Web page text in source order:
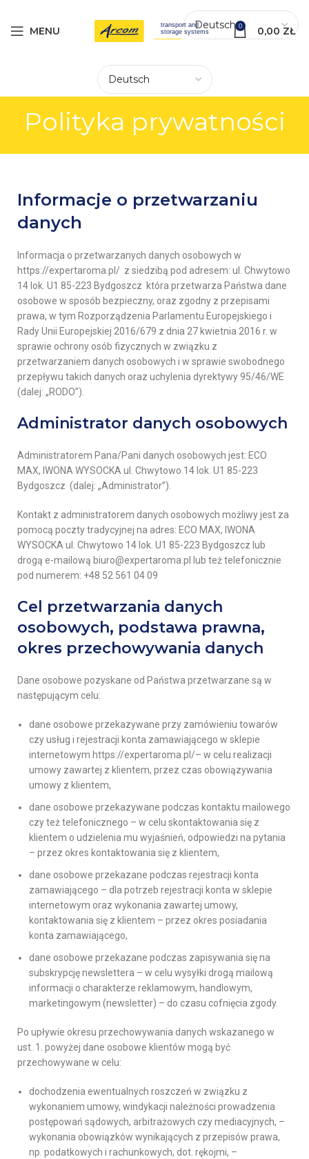
MENU 0 0,00 ZŁ
Polityka prywatności
Informacje o przetwarzaniu
danych
Informacja o przetwarzanych danych osobowych w
https://expertaroma.pl/ z siedzibą pod adresem: ul. Chwytowo
14 lok. U1 85-223 Bydgoszcz która przetwarza Państwa dane
osobowe w sposób bezpieczny, oraz zgodny z przepisami
prawa, w tym Rozporządzenia Parlamentu Europejskiego i
Rady Unii Europejskiej 2016/679 z dnia 27 kwietnia 2016 r. w
sprawie ochrony osób fizycznych w związku z
przetwarzaniem danych osobowych i w sprawie swobodnego
przepływu takich danych oraz uchylenia dyrektywy 95/46/WE
(dalej: „RODO”).
Administrator danych osobowych
Administratorem Pana/Pani danych osobowych jest: ECO
MAX, IWONA WYSOCKA ul. Chwytowo 14 lok. U1 85-223
Bydgoszcz (dalej: „Administrator”).
Kontakt z administratorem danych osobowych możliwy jest za
pomocą poczty tradycyjnej na adres: ECO MAX, IWONA
WYSOCKA ul. Chwytowo 14 lok. U1 85-223 Bydgoszcz lub
drogą e-mailową biuro@expertaroma.pl lub też telefonicznie
pod numerem: +48 52 561 04 09
Cel przetwarzania danych
osobowych, podstawa prawna,
okres przechowywania danych
Dane osobowe pozyskane od Państwa przetwarzane są w
następującym celu:
dane osobowe przekazywane przy zamówieniu towarów
czy usług i rejestracji konta zamawiającego w sklepie
internetowym https://expertaroma.pl/– w celu realizacji
umowy zawartej z klientem, przez czas obowiązywania
umowy z klientem,
dane osobowe przekazywane podczas kontaktu mailowego
czy też telefonicznego – w celu skontaktowania się z
klientem o udzielenia mu wyjaśnień, odpowiedzi na pytania
– przez okres kontaktowania się z klientem,
dane osobowe przekazane podczas rejestracji konta
zamawiającego – dla potrzeb rejestracji konta w sklepie
internetowym oraz wykonania zawartej umowy,
kontaktowania się z klientem – przez okres posiadania
konta zamawiającego,
dane osobowe przekazane podczas zapisywania się na
subskrypcję newslettera – w celu wysyłki drogą mailową
informacji o charakterze reklamowym, handlowym,
marketingowym (newsletter) – do czasu cofnięcia zgody.
Po upływie okresu przechowywania danych wskazanego w
ust. 1. powyżej dane osobowe klientów mogą być
przechowywane w celu:
dochodzenia ewentualnych roszczeń w związku z
wykonaniem umowy, windykacji należności prowadzenia
postępowań sądowych, arbitrażowych czy mediacyjnych, –
wykonania obowiązków wynikających z przepisów prawa,
np. podatkowych i rachunkowych, dot. rękojmi, –